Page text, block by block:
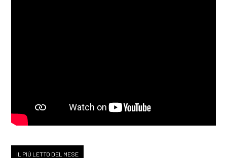
IL PIÙ LETTO DEL MESE